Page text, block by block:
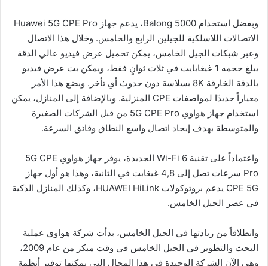
وبفضل استخدام Balong 5000، يدعم جهاز Huawei 5G CPE Pro
الاتصالات اللاسلكية للجيلين الرابع والخامس. وخلال هذا الاتصال
وعبر شبكات الجيل الخامس، يمكن تحميل عرض فيديو عالي الدقة
يبلغ حجمه 1 غيغابايت في ثلاث ثوانٍ فقط، ويمكن بث عرض فيديو
بالدقة الخارقة 8K بسلاسة دون حدوث أي تأخر. ويضع هذا الأمر
معياراً جديدًا لمواصفات CPE المنزلية. وبالإضافة إلى المنازل، يمكن
استخدام جهاز هواوي 5G CPE Pro من قبل الشركات الصغيرة
والمتوسطة بهدف إيجاد اتصال واسع النطاق وفائق السرعة.
واعتماداً على تقنية Wi-Fi 6 الجديدة، يوفر جهاز هواوي 5G CPE
Pro سرعات تصل إلى 4,8 غيغابت في الثانية، وهذا هو أول جهاز
CPE 5G يدعم بروتوكولات HUAWEI HiLink، وكذلك المنازل الذكية
في عصر الجيل الخامس.
وانطلاقاً من ريادتها في الجيل الخامس، بدأت شركة هواوي عملية
البحث والتطوير في الجيل الخامس في وقت مبكر من عام 2009،
وهي الآن الشركة الوحيدة في هذا المجال التي يمكنها توفير أنظمة